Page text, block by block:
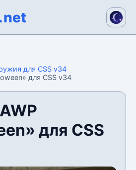
для CSS v34
для CSS v34
для CSS